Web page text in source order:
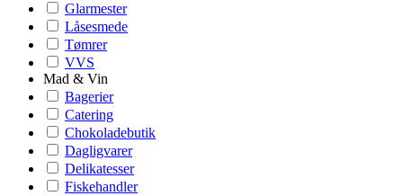
Glarmester
Låsesmede
Tømrer
VVS
Mad & Vin
Bagerier
Catering
Chokoladebutik
Dagligvarer
Delikatesser
Fiskehandler